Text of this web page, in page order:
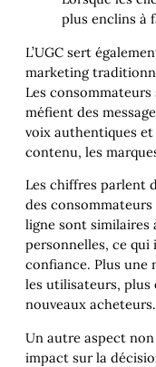
plus enclins à
L’UGC sert
marketing
Les
méfient des
voix authentiques
contenu, les
Les chiffres parlent
des consommateurs
ligne sont similaires
personnelles, ce qui
confiance. Plus une
les utilisateurs,
nouveaux acheteurs.
Un autre aspect non
impact sur la